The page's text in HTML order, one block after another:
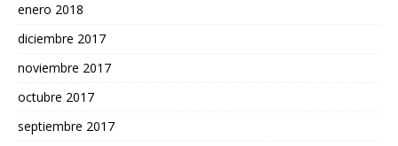
enero 2018
diciembre 2017
noviembre 2017
octubre 2017
septiembre 2017